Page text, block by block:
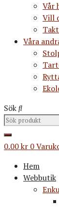
Vår
Vill
Våra
Sök
0.00kr 0
Hem
Webbutik